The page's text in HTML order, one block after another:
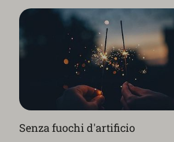
Senza fuochi d'artificio